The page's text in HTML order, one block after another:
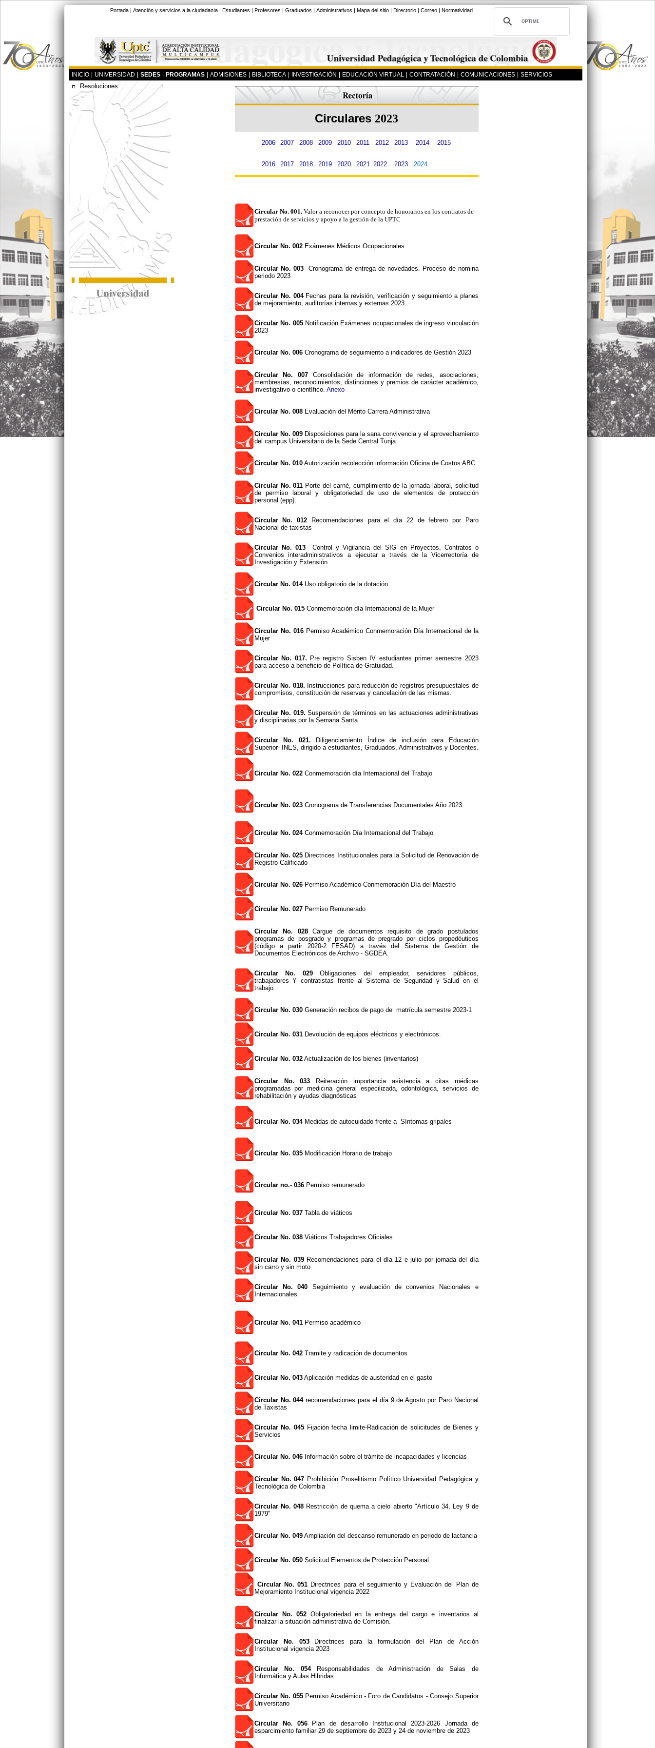
Portada |Atención y servicios a la ciudadanía |Estudiantes |Profesores |Graduados |Administrativos |Mapa del sitio |Directorio |Correo |Normatividad
INICIO UNIVERSIDAD SEDES PROGRAMAS ADMISIONES BIBLIOTECA INVESTIGACIÓN EDUCACIÓN VIRTUAL CONTRATACIÓN COMUNICACIONES SERVICIOS
Resoluciones
Circulares 2023
2006 2007 2008 2009 2010 2011 2012 2013 2014 2015
2016 2017 2018 2019 2020 2021 2022 2023 2024
Circular No. 001.Valor a reconocer por concepto de honorarios en los contratos de
prestación de servicios y apoyo a la gestión de la UPTC
Circular No. 002Exámenes Médicos Ocupacionales
Circular No. 003 Cronograma de entrega de novedades. Proceso de nomina
periodo 2023
Circular No. 004Fechas para la revisión, verificación y seguimiento a planes
de mejoramiento, auditorías internas y externas 2023.
Circular No. 005Notificación Exámenes ocupacionales de ingreso vinculación
2023
Circular No. 006Cronograma de seguimiento a indicadores de Gestión 2023
Circular No. 007 Consolidación de información de redes, asociaciones,
membresías, reconocimientos, distinciones y premios de carácter académico,
investigativo o científico. Anexo
Circular No. 008Evaluación del Mérito Carrera Administrativa
Circular No. 009Disposiciones para la sana convivencia y el aprovechamiento
del campus Universitario de la Sede Central Tunja
Circular No. 010Autorización recolección información Oficina de Costos ABC
Circular No. 011 Porte del carné, cumplimiento de la jornada laboral, solicitud
de permiso laboral y obligatoriedad de uso de elementos de protección
personal (epp).
Circular No. 012 Recomendaciones para el día 22 de febrero por Paro
Nacional de taxistas
Circular No. 013Control y Vigilancia del SIG en Proyectos, Contratos o
Convenios interadministrativos a ejecutar a través de la Vicerrectoría de
Investigación y Extensión.
Circular No. 014Uso obligatorio de la dotación
Circular No. 015Conmemoración día Internacional de la Mujer
Circular No. 016Permiso Académico Conmemoración Día Internacional de la
Mujer
Circular No. 017. Pre registro Sisben IV estudiantes primer semestre 2023
para acceso a beneficio de Política de Gratuidad.
Circular No. 018. Instrucciones para reducción de registros presupuestales de
compromisos, constitución de reservas y cancelación de las mismas.
Circular No. 019. Suspensión de términos en las actuaciones administrativas
y disciplinarias por la Semana Santa
Circular No. 021. Diligenciamiento Índice de inclusión para Educación
Superior- INES, dirigido a estudiantes, Graduados, Administrativos y Docentes.
Circular No. 022Conmemoración día Internacional del Trabajo
Circular No. 023Cronograma de Transferencias Documentales Año 2023
Circular No. 024Conmemoración Día Internacional del Trabajo
Circular No. 025 Directrices Institucionales para la Solicitud de Renovación de
Registro Calificado
Circular No. 026Permiso Académico Conmemoración Día del Maestro
Circular No. 027Permiso Remunerado
Circular No. 028Cargue de documentos requisito de grado postulados
programas de posgrado y programas de pregrado por ciclos propedéuticos
(código a partir 2020-2 FESAD) a través del Sistema de Gestión de
Documentos Electrónicos de Archivo - SGDEA.
Circular No. 029Obligaciones del empleador, servidores públicos,
trabajadores Y contratistas frente al Sistema de Seguridad y Salud en el
trabajo.
Circular No. 030Generación recibos de pago de matrícula semestre 2023-1
Circular No. 031Devolución de equipos eléctricos y electrónicos.
Circular No. 032Actualización de los bienes (inventarios)
Circular No. 033 Reiteración importancia asistencia a citas médicas
programadas por medicina general especilizada, odontológica, servicios de
rehabilitación y ayudas diagnósticas
Circular No. 034Medidas de autocuidado frente a Síntomas gripales
Circular No. 035Modificación Horario de trabajo
Circular no.- 036Permiso remunerado
Circular No. 037Tabla de viáticos
Circular No. 038Viáticos Trabajadores Oficiales
Circular No. 039Recomendaciones para el día 12 e julio por jornada del día
sin carro y sin moto
Circular No. 040 Seguimiento y evaluación de convenios Nacionales e
Internacionales
Circular No. 041Permiso académico
Circular No. 042Tramite y radicación de documentos
Circular No. 043Aplicación medidas de austeridad en el gasto
Circular No. 044recomendaciones para el día 9 de Agosto por Paro Nacional
de Taxistas
Circular No. 045Fijación fecha limite-Radicación de solicitudes de Bienes y
Servicios
Circular No. 046Información sobre el trámite de incapacidades y licencias
Circular No. 047 Prohibición Proselitismo Político Universidad Pedagógica y
Tecnológica de Colombia
Circular No. 048 Restricción de quema a cielo abierto "Artículo 34, Ley 9 de
1979"
Circular No. 049Ampliación del descanso remunerado en periodo de lactancia
Circular No. 050Solicitud Elementos de Protección Personal
Circular No. 051 Directrices para el seguimiento y Evaluación del Plan de
Mejoramiento Institucional vigencia 2022
Circular No. 052 Obligatoriedad en la entrega del cargo e inventarios al
finalizar la situación administrativa de Comisión.
Circular No. 053Directrices para la formulación del Plan de Acción
Institucional vigencia 2023
Circular No. 054Responsabilidades de Administración de Salas de
Informática y Aulas Hibridas
Circular No. 055Permiso Académico - Foro de Candidatos - Consejo Superior
Universitario
Circular No. 056 Plan de desarrollo Institucional 2023-2026 Jornada de
esparcimiento familiar 29 de septiembre de 2023 y 24 de noviembre de 2023